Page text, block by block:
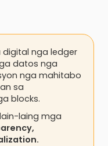
digital nga ledger
datos nga
nga mahitabo
sa
blocks.
laing mga